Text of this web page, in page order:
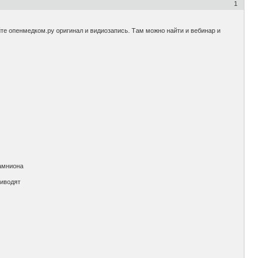
1
опенмедком.ру оригинал и видиозапись. Там можно найти и вебинар и